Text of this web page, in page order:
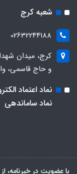
شعبه کرج
02632244188
کرج، میدان
و حاج قاسمی، واحد ۱ (شعبه دیگری
نماد اعتماد
نماد ساماندهی
با عضویت در خبرنامه،